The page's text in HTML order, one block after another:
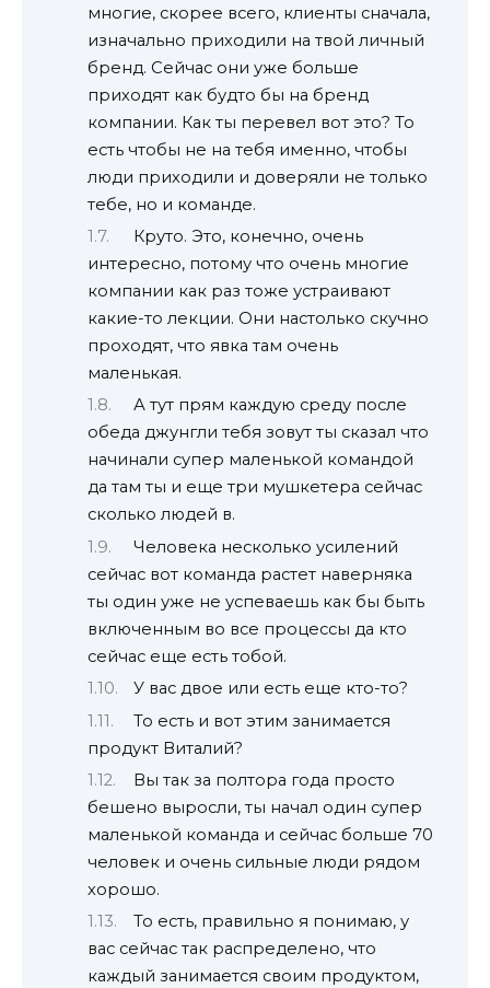
многие, скорее всего, клиенты сначала,
изначально приходили на твой личный
бренд. Сейчас они уже больше
приходят как будто бы на бренд
компании. Как ты перевел вот это? То
есть чтобы не на тебя именно, чтобы
люди приходили и доверяли не только
тебе, но и команде.
Круто. Это, конечно, очень
интересно, потому что очень многие
компании как раз тоже устраивают
какие-то лекции. Они настолько скучно
проходят, что явка там очень
маленькая.
А тут прям каждую среду после
обеда джунгли тебя зовут ты сказал что
начинали супер маленькой командой
да там ты и еще три мушкетера сейчас
сколько людей в.
Человека несколько усилений
сейчас вот команда растет наверняка
ты один уже не успеваешь как бы быть
включенным во все процессы да кто
сейчас еще есть тобой.
У вас двое или есть еще кто-то?
То есть и вот этим занимается
продукт Виталий?
Вы так за полтора года просто
бешено выросли, ты начал один супер
маленькой команда и сейчас больше 70
человек и очень сильные люди рядом
хорошо.
То есть, правильно я понимаю, у
вас сейчас так распределено, что
каждый занимается своим продуктом,